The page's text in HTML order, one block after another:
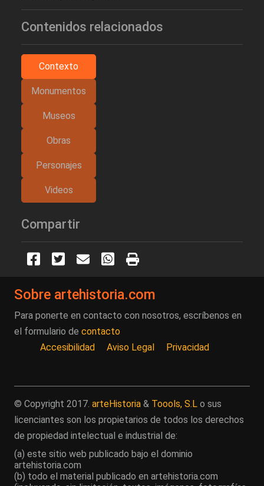
Contenidos relacionados
Contexto
Monumentos
Museos
Obras
Personajes
Videos
Compartir
Sobre artehistoria.com
Para ponerte en contacto con nosotros, escríbenos en
el formulario de contacto
Accesibilidad
Aviso Legal Privacidad
© Copyright 2017. arteHistoria & Toools, S.L o sus
licenciantes son los propietarios de todos los derechos
de propiedad intelectual e industrial de:
(a) este sitio web publicado bajo el dominio
artehistoria.com
(b) todo el material publicado en artehistoria.com